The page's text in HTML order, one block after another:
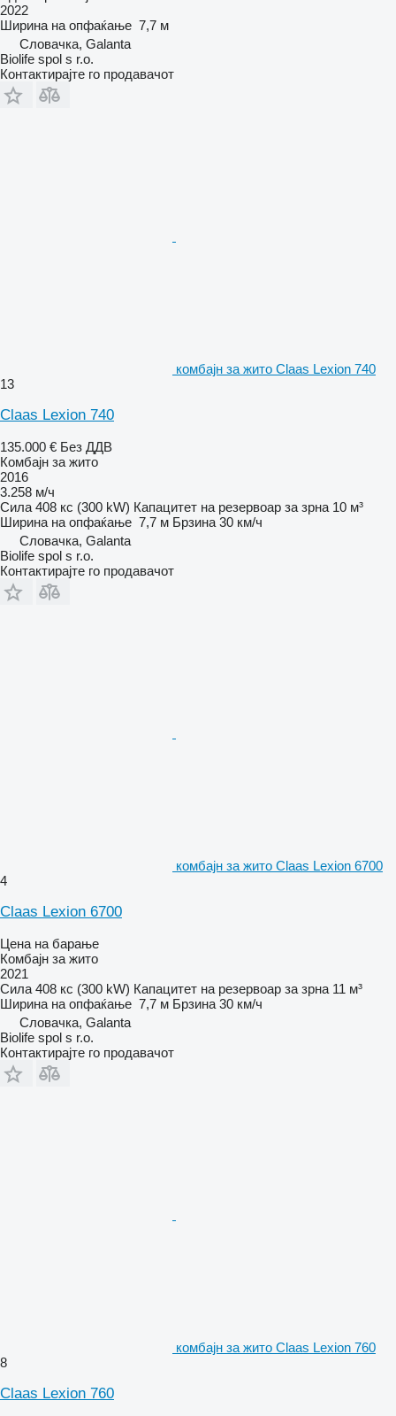
2022
Ширина на опфаќање 7,7 м
Словачка, Galanta
Biolife spol s r.o.
Контактирајте го продавачот
комбајн за жито Claas Lexion 740
13
Claas Lexion 740
135.000 € Без ДДВ
Комбајн за жито
2016
3.258 м/ч
Сила 408 кс (300 kW) Капацитет на резервоар за зрна 10 м³
Ширина на опфаќање 7,7 м Брзина 30 км/ч
Словачка, Galanta
Biolife spol s r.o.
Контактирајте го продавачот
комбајн за жито Claas Lexion 6700
4
Claas Lexion 6700
Цена на барање
Комбајн за жито
2021
Сила 408 кс (300 kW) Капацитет на резервоар за зрна 11 м³
Ширина на опфаќање 7,7 м Брзина 30 км/ч
Словачка, Galanta
Biolife spol s r.o.
Контактирајте го продавачот
комбајн за жито Claas Lexion 760
8
Claas Lexion 760